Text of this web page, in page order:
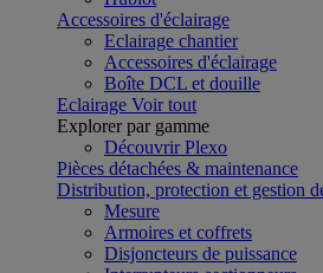
Accessoires d'éclairage
Eclairage chantier
Accessoires d'éclairage
Boîte DCL et douille
Eclairage Voir tout
Explorer par gamme
Découvrir Plexo
Pièces détachées & maintenance
Distribution, protection et gestion
Mesure
Armoires et coffrets
Disjoncteurs de puissance